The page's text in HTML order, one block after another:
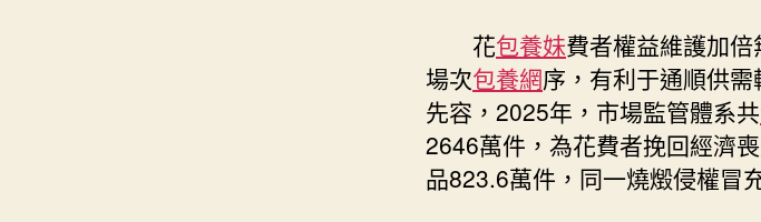
花包養妹費者權益維護加
場次包養網序，有利于通順供
先容，2025年，市場監管體系共
2646萬件，為花費者挽回經濟
品823.6萬件，同一燒燬侵權冒